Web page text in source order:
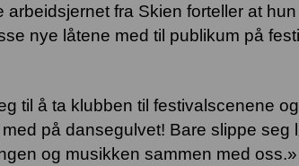
arbeidsjernet fra Skien forteller at
nye låtene med til publikum på
til å ta klubben til festivalscenene
på dansegulvet! Bare slippe seg
og musikken sammen med oss.»